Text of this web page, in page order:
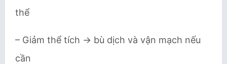
thể
– Giảm thể tích → bù dịch và vận mạch nếu
cần